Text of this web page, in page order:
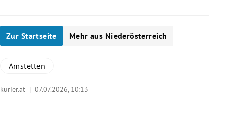
Zur Startseite Mehr aus Niederösterreich
Amstetten
kurier.at | 07.07.2026, 10:13